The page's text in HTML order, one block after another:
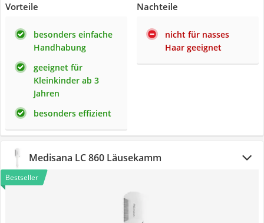
Vorteile
besonders einfache
Handhabung
geeignet für
Kleinkinder ab 3
Jahren
besonders effizient
Nachteile
nicht für nasses
Haar geeignet
Medisana LC 860 Läusekamm
Bestseller